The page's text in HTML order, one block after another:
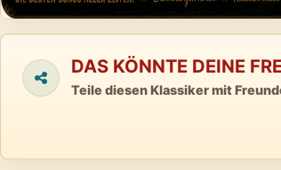
DAS KÖNNTE DEINE
Teile diesen Klassiker mit